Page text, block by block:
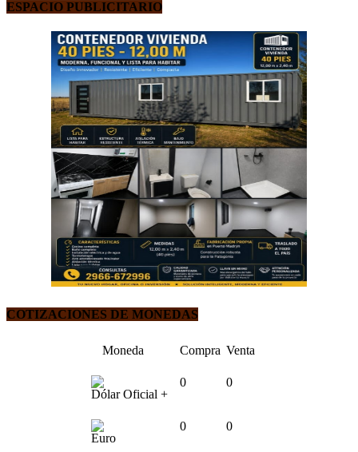
ESPACIO PUBLICITARIO
COTIZACIONES DE MONEDAS
Moneda Compra Venta
Dólar Oficial +
0 0
Euro
0 0